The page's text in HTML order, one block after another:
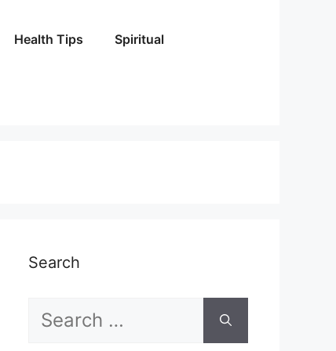
Health Tips Spiritual
Search
Search